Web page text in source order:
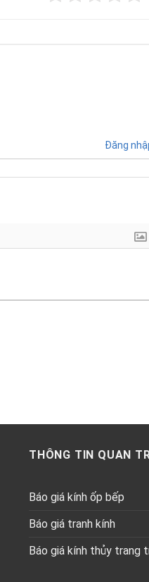
Đăng
THÔNG TIN QUAN
Báo giá kính ốp bếp
Báo giá tranh kính
Báo giá kính thủy trang